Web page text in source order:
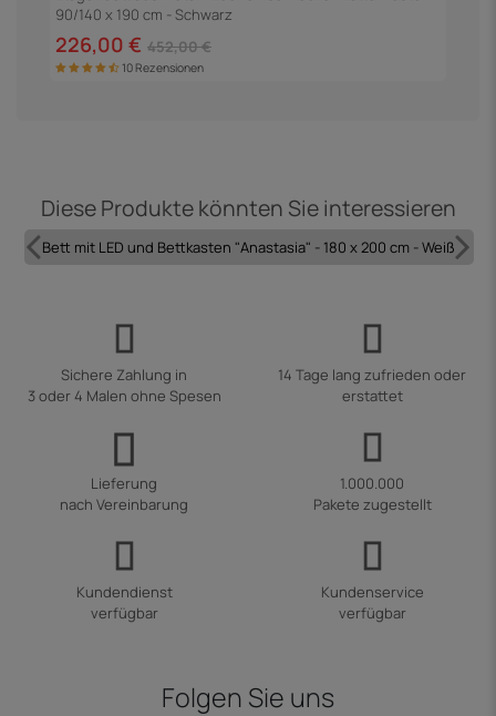
90/140 x 190 cm - Schwarz
226,00 € 452,00 €
10 Rezensionen
Diese Produkte könnten Sie interessieren
Bett mit LED und Bettkasten "Anastasia" - 180 x 200 cm - Weiß
Sichere Zahlung in
3 oder 4 Malen ohne Spesen
14 Tage lang zufrieden oder
erstattet
Lieferung
nach Vereinbarung
1.000.000
Pakete zugestellt
Kundendienst
verfügbar
Kundenservice
verfügbar
Folgen Sie uns